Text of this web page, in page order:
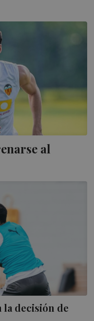
al
decisión de